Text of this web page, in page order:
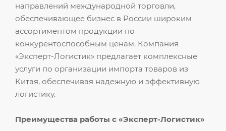
направлений международной торговли,
обеспечивающее бизнес в России широким
ассортиментом продукции по
конкурентоспособным ценам. Компания
«Эксперт-Логистик» предлагает комплексные
услуги по организации импорта товаров из
Китая, обеспечивая надежную и эффективную
логистику.
Преимущества работы с «Эксперт-Логистик»